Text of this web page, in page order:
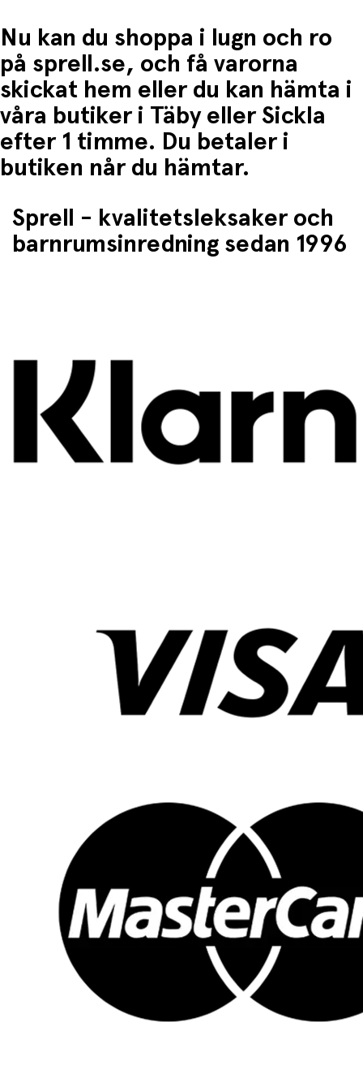
Nu kan du shoppa i lugn och ro
på sprell.se, och få varorna
skickat hem eller du kan hämta i
våra butiker i Täby eller Sickla
efter 1 timme. Du betaler i
butiken når du hämtar.
Sprell - kvalitetsleksaker och
barnrumsinredning sedan 1996